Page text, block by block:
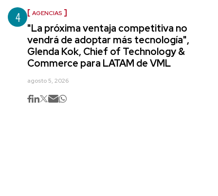
4 AGENCIAS
"La próxima ventaja competitiva no
vendrá de adoptar más tecnología",
Glenda Kok, Chief of Technology &
Commerce para LATAM de VML
agosto 5, 2026